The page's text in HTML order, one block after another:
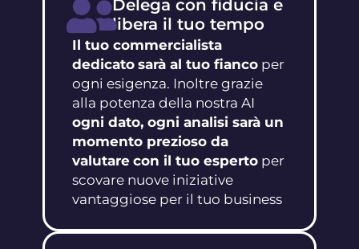
Delega con fiducia e
libera il tuo tempo
Il tuo commercialista
dedicato sarà al tuo fiancoper
ogni esigenza. Inoltre grazie
alla potenza della nostra AI
ogni dato, ogni analisi sarà un
momento prezioso da
valutare con il tuo espertoper
scovare nuove iniziative
vantaggiose per il tuo business